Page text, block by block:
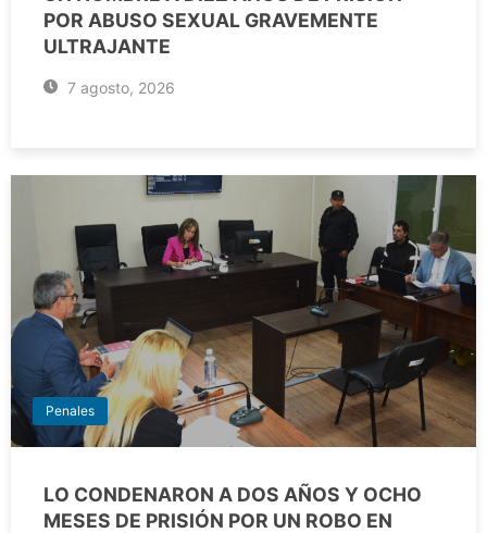
POR ABUSO SEXUAL GRAVEMENTE
ULTRAJANTE
7 agosto, 2026
Penales
LO CONDENARON A DOS AÑOS Y OCHO
MESES DE PRISIÓN POR UN ROBO EN